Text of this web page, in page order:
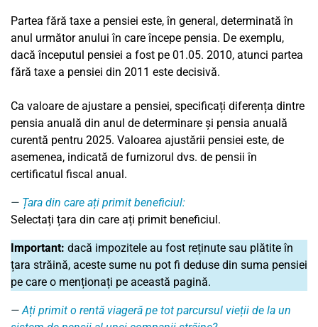
Partea fără taxe a pensiei este, în general, determinată în
anul următor anului în care începe pensia. De exemplu,
dacă începutul pensiei a fost pe 01.05. 2010, atunci partea
fără taxe a pensiei din 2011 este decisivă.
Ca valoare de ajustare a pensiei, specificați diferența dintre
pensia anuală din anul de determinare și pensia anuală
curentă pentru 2025. Valoarea ajustării pensiei este, de
asemenea, indicată de furnizorul dvs. de pensii în
certificatul fiscal anual.
Țara din care ați primit beneficiul:
Selectați țara din care ați primit beneficiul.
Important: dacă impozitele au fost reținute sau plătite în
țara străină, aceste sume nu pot fi deduse din suma pensiei
pe care o menționați pe această pagină.
Ați primit o rentă viageră pe tot parcursul vieții de la un